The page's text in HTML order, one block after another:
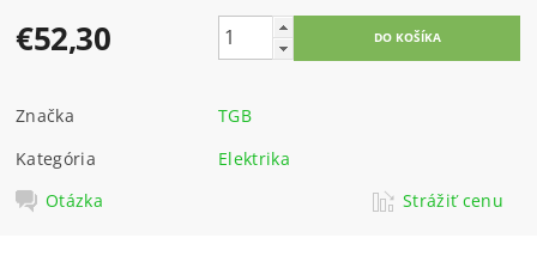
€52,30
Značka
TGB
Kategória
Elektrika
Otázka
Strážiť cenu